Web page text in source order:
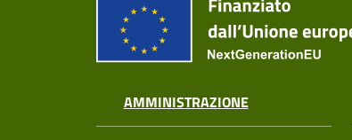
AMMINISTRAZIONE